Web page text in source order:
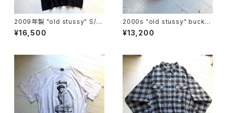
2009年製 "old stussy" S/S
T-shirt
¥16,500
2000s "old stussy" bucket
hat
¥13,200